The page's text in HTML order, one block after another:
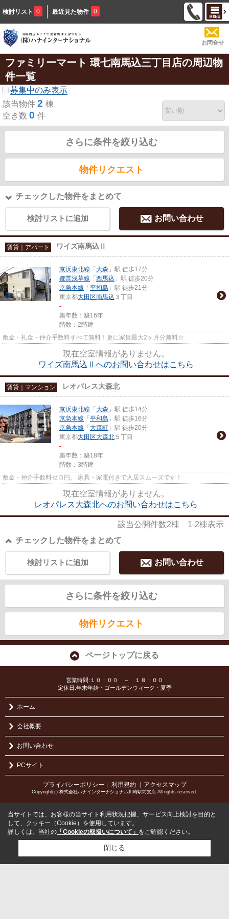
検討リスト 0 最近見た物件 0
お問合せ
ファミリーマート 環七南馬込三丁目店の周辺物
件一覧
募集中のみ表示
該当物件 2 棟
空き数 0 件
さらに条件を絞り込む
物件リクエスト
チェックした物件をまとめて
検討リストに追加 お問い合わせ
賃貸｜アパート ワイズ南馬込Ⅱ
京浜東北線 「 大森 」駅 徒歩17分
都営浅草線 「 西馬込 」駅 徒歩20分
京急本線 「 平和島 」駅 徒歩21分
東京都大田区南馬込 ３丁目
-
築年数：築16年
階数：2階建
敷金・礼金・仲介手数料すべて無料！更に家賃最大2ヶ月分無料☆
現在空室情報がありません。
ワイズ南馬込Ⅱへのお問い合わせはこちら
賃貸｜マンション レオパレス⼤森北
京浜東北線 「 大森 」駅 徒歩14分
京急本線 「 平和島 」駅 徒歩16分
京急本線 「 大森町 」駅 徒歩20分
東京都大田区大森北 ５丁目
-
築年数：築18年
階数：3階建
敷金・仲介手数料ゼロ円。 家具・家電付きで入居スムーズです！
現在空室情報がありません。
レオパレス⼤森北へのお問い合わせはこちら
該当公開件数2棟 1-2棟表示
チェックした物件をまとめて
お問い合わせ
検討リストに追加
さらに条件を絞り込む
物件リクエスト
ページトップに戻る
営業時間:１０：００ ～ １８：００
定休日:年末年始・ゴールデンウィーク・夏季
ホーム
会社概要
お問い合わせ
PCサイト
プライバシーポリシー ｜ 利用規約 ｜アクセスマップ
Copyright(c) 株式会社ハナインターナショナル川崎駅前支店 All rights reserved.
当サイトでは、お客様の当サイト利用状況把握、サービス向上検討を目的と
して、クッキー（Cookie）を使用しています。
詳しくは、当社の 「Cookieの取扱いについて」 をご確認ください。
閉じる